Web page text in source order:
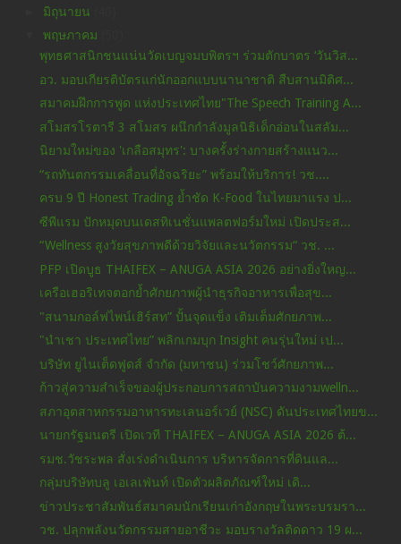
มิถุนายน
พฤษภาคม
พุทธศาสนิกชนแน่นวัดเบญจมบพิตรฯ ร่วมตักบาตร ‘วันวิส...
อว. มอบเกียรติบัตรแก่นักออกแบบนานาชาติ สืบสานมิติศ...
สมาคมฝึกการพูด แห่งประเทศไทย"The Speech Training A...
สโมสรโรตารี 3 สโมสร ผนึกกำลังมูลนิธิเด็กอ่อนในสลัม...
นิยามใหม่ของ 'เกลือสมุทร': บางครั้งร่างกายสร้างแนว...
“รถทันตกรรมเคลื่อนที่อัจฉริยะ” พร้อมให้บริการ! วช....
ครบ 9 ปี Honest Trading ย้ำชัด K-Food ในไทยมาแรง ป...
ซีพีแรม ปักหมุดบนเดสทิเนชั่นแพลตฟอร์มใหม่ เปิดประส...
“Wellness สูงวัยสุขภาพดีด้วยวิจัยและนวัตกรรม“ วช. ...
PFP เปิดบูธ THAIFEX – ANUGA ASIA 2026 อย่างยิ่งใหญ...
เครือเฮอริเทจตอกย้ำศักยภาพผู้นำธุรกิจอาหารเพื่อสุข...
"สนามกอล์ฟไพน์เฮิร์สท” ปั้นจุดแข็ง เติมเต็มศักยภาพ...
"นำเชา ประเทศไทย” พลิกเกมบุก Insight คนรุ่นใหม่ เป...
บริษัท ยูไนเต็ดฟูดส์ จำกัด (มหาชน) ร่วมโชว์ศักยภาพ...
ก้าวสู่ความสำเร็จของผู้ประกอบการสถาบันความงามwelln...
สภาอุตสาหกรรมอาหารทะเลนอร์เวย์ (NSC) ดันประเทศไทยข...
นายกรัฐมนตรี เปิดเวที THAIFEX – ANUGA ASIA 2026 ต้...
รมช.วัชระพล สั่งเร่งดำเนินการ บริหารจัดการที่ดินแล...
กลุ่มบริษัทบลู เอเลเฟ่นท์ เปิดตัวผลิตภัณฑ์ใหม่ เดิ...
ข่าวประชาสัมพันธ์สมาคมนักเรียนเก่าอังกฤษในพระบรมรา...
วช. ปลุกพลังนวัตกรรมสายอาชีวะ มอบรางวัลติดดาว 19 ผ...